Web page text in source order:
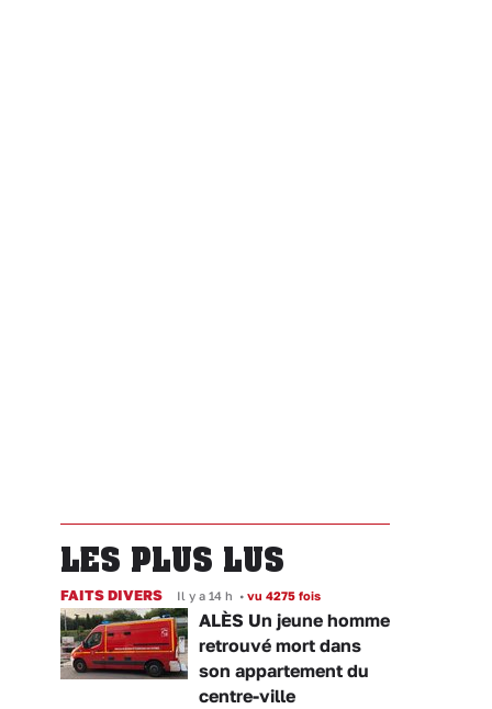
LES PLUS LUS
FAITS DIVERS Il y a 14 h • vu 4275 fois
ALÈS Un jeune homme
retrouvé mort dans
son appartement du
centre-ville